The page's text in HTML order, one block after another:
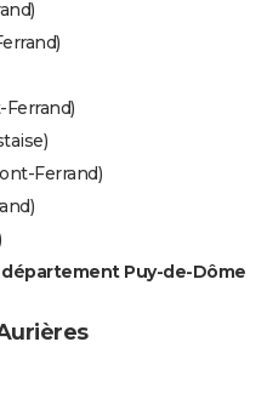
Ferrand)
Puy-de-Dôme